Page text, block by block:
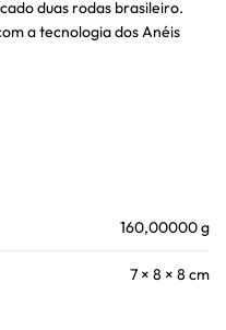
duas rodas brasileiro.
a tecnologia dos Anéis
160,00000 g
7 × 8 × 8 cm